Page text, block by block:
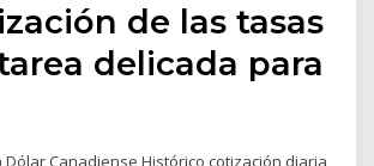
de las tasas
delicada para
Dólar Canadiense Histórico cotización diaria